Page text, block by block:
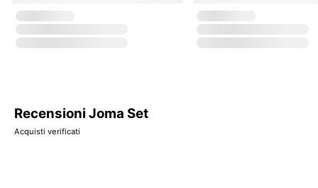
Recensioni Joma Set
Acquisti verificati